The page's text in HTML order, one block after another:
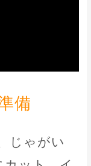
備
じゃがい